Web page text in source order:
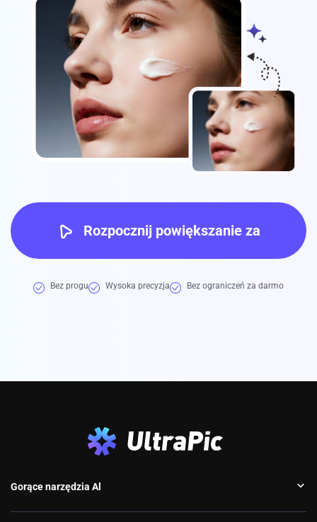
Rozpocznij powiększanie za
darmo
Bez progu Wysoka precyzja Bez ograniczeń za darmo
Gorące narzędzia Al